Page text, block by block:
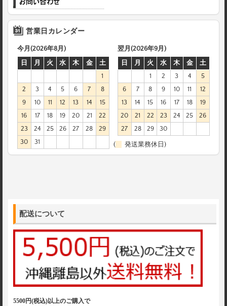
営業日カレンダー
今月(2026年8月)
日
月 火 水 木 金
土
1
2
3 4 5 6 7
8
9
10 11 12 13 14
15
16
17 18 19 20 21
22
23
24 25 26 27 28
29
30
31
翌月(2026年9月)
日
月 火 水 木 金
土
1
2 3 4
5
6
7 8 9 10 11
12
13
14 15 16 17 18
19
20
21 22 23 24 25
26
27
28 29 30
( 発送業務休日)
配送について
5500円(税込)以上のご購入で